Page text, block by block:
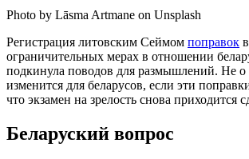
Photo by Lāsma Artmane on Unsplash
Регистрация литовским Сеймом поправок
ограничительных мерах в отношении
подкинула поводов для размышлений. Не о
изменится для беларусов, если эти
что экзамен на зрелость снова приходится
Беларуский вопрос